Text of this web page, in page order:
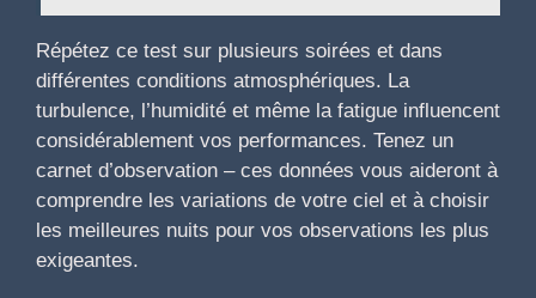
Répétez ce test sur plusieurs soirées et dans
différentes conditions atmosphériques. La
turbulence, l’humidité et même la fatigue influencent
considérablement vos performances. Tenez un
carnet d’observation – ces données vous aideront à
comprendre les variations de votre ciel et à choisir
les meilleures nuits pour vos observations les plus
exigeantes.